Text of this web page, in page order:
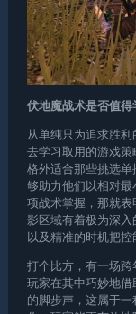
伏地魔战术是否值得
从单纯只为追求胜
去学习取用的游戏
格外适合那些挑选
够助力他们以相对
项战术掌握，那就
影区域有着极为深
以及精准的时机把控
打个比方，有一场跨
玩家在其中巧妙地
的脚步声，这属于